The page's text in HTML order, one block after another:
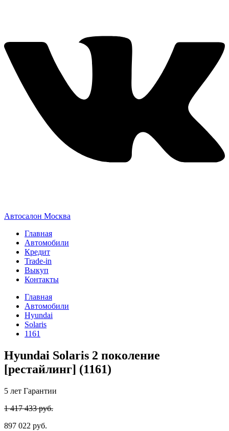
Автосалон Москва
Главная
Автомобили
Кредит
Trade-in
Выкуп
Контакты
Главная
Автомобили
Hyundai
Solaris
1161
Hyundai Solaris 2 поколение
[рестайлинг] (1161)
5 лет Гарантии
1 417 433 руб.
897 022 руб.